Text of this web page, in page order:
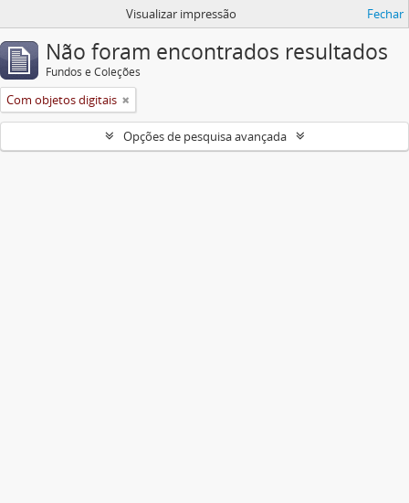
Visualizar impressão Fechar
Não foram encontrados resultados
Fundos e Coleções
Com objetos digitais
Opções de pesquisa avançada